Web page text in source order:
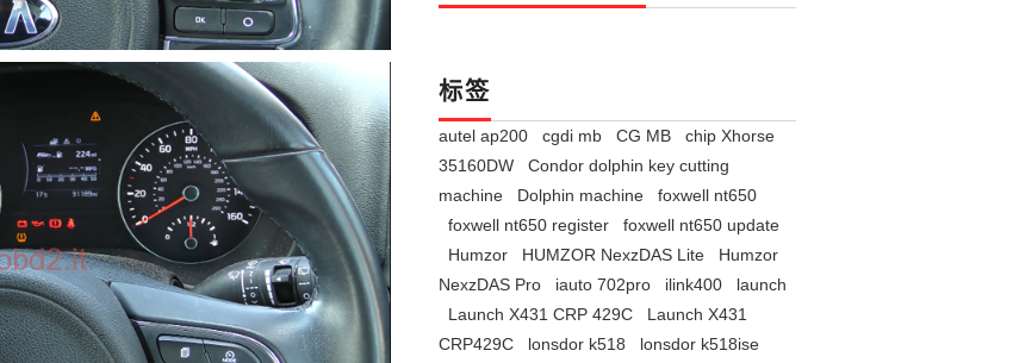
标签
autel ap200 cgdi mb CG MB
chip Xhorse
35160DW
Condor dolphin key cutting
machine
Dolphin machine
foxwell nt650
foxwell nt650 register
foxwell nt650 update
Humzor
HUMZOR NexzDAS Lite
Humzor
NexzDAS Pro
iauto 702pro ilink400
launch
Launch X431 CRP 429C
Launch X431
CRP429C
lonsdor k518
lonsdor k518ise